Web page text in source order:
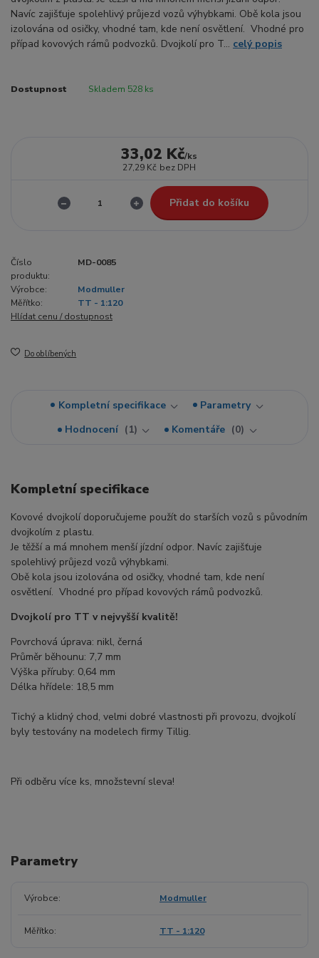
Navíc zajišťuje spolehlivý průjezd vozů výhybkami. Obě kola jsou
izolována od osičky, vhodné tam, kde není osvětlení. Vhodné pro
případ kovových rámů podvozků. Dvojkolí pro T... celý popis
Dostupnost Skladem 528 ks
33,02 Kč/ks
27,29 Kč bez DPH
Přidat do košíku
Číslo
produktu:
MD-0085
Výrobce:
Modmuller
Měřítko:
TT - 1:120
Hlídat cenu / dostupnost
Do oblíbených
Kompletní specifikace
Parametry
Hodnocení
1 Komentáře 0
Kompletní specifikace
Kovové dvojkolí doporučujeme použít do starších vozů s původním
dvojkolím z plastu.
Je těžší a má mnohem menší jízdní odpor. Navíc zajišťuje
spolehlivý průjezd vozů výhybkami.
Obě kola jsou izolována od osičky, vhodné tam, kde není
osvětlení. Vhodné pro případ kovových rámů podvozků.
Dvojkolí pro TT v nejvyšší kvalitě!
Povrchová úprava: nikl, černá
Průměr běhounu: 7,7 mm
Výška příruby: 0,64 mm
Délka hřídele: 18,5 mm
Tichý a klidný chod, velmi dobré vlastnosti při provozu, dvojkolí
byly testovány na modelech firmy Tillig.
Při odběru více ks, množstevní sleva!
Parametry
Výrobce Modmuller
Měřítko TT - 1:120